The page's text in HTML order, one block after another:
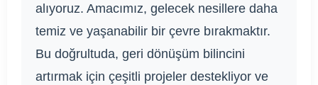
alıyoruz. Amacımız, gelecek nesillere daha
temiz ve yaşanabilir bir çevre bırakmaktır.
Bu doğrultuda, geri dönüşüm bilincini
artırmak için çeşitli projeler destekliyor ve